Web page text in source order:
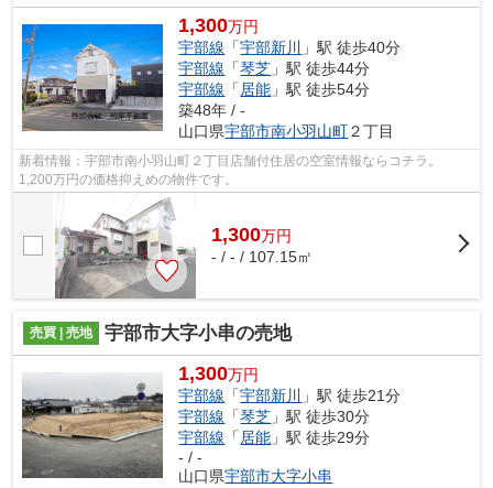
1,300万円
宇部線 「宇部新川 」駅 徒歩40分
宇部線 「琴芝 」駅 徒歩44分
宇部線 「居能 」駅 徒歩54分
築48年 / -
山口県宇部市南小羽山町２丁目
新着情報：宇部市南小羽山町２丁目店舗付住居の空室情報ならコチラ。
1,200万円の価格抑えめの物件です。
1,300万円
- / - / 107.15㎡
売買 | 売地 宇部市大字小串の売地
1,300万円
宇部線 「宇部新川
」駅 徒歩21分
宇部線 「琴芝 」駅 徒歩30分
宇部線 「居能 」駅 徒歩29分
- / -
山口県宇部市大字小串